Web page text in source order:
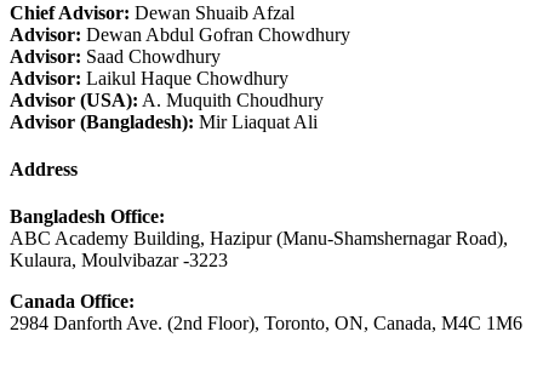
Chief Advisor: Dewan Shuaib Afzal
Advisor: Dewan Abdul Gofran Chowdhury
Advisor: Saad Chowdhury
Advisor: Laikul Haque Chowdhury
Advisor (USA): A. Muquith Choudhury
Advisor (Bangladesh): Mir Liaquat Ali
Address
Bangladesh Office:
ABC Academy Building, Hazipur (Manu-Shamshernagar Road),
Kulaura, Moulvibazar -3223
Canada Office:
2984 Danforth Ave. (2nd Floor), Toronto, ON, Canada, M4C 1M6